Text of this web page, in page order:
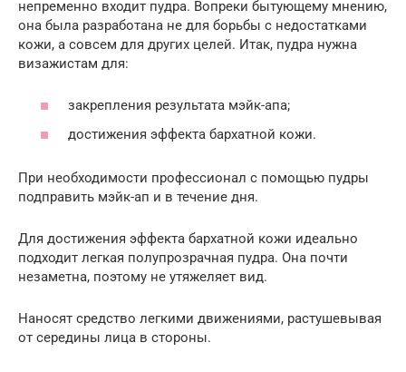
непременно входит пудра. Вопреки бытующему мнению,
она была разработана не для борьбы с недостатками
кожи, а совсем для других целей. Итак, пудра нужна
визажистам для:
закрепления результата мэйк-апа;
достижения эффекта бархатной кожи.
При необходимости профессионал с помощью пудры
подправить мэйк-ап и в течение дня.
Для достижения эффекта бархатной кожи идеально
подходит легкая полупрозрачная пудра. Она почти
незаметна, поэтому не утяжеляет вид.
Наносят средство легкими движениями, растушевывая
от середины лица в стороны.